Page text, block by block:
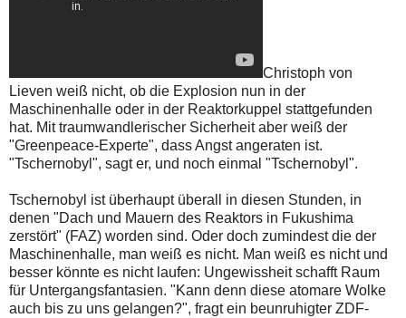
Christoph von
Lieven weiß nicht, ob die Explosion nun in der
Maschinenhalle oder in der Reaktorkuppel stattgefunden
hat. Mit traumwandlerischer Sicherheit aber weiß der
"Greenpeace-Experte", dass Angst angeraten ist.
"Tschernobyl", sagt er, und noch einmal "Tschernobyl".
Tschernobyl ist überhaupt überall in diesen Stunden, in
denen "Dach und Mauern des Reaktors in Fukushima
zerstört" (FAZ) worden sind. Oder doch zumindest die der
Maschinenhalle, man weiß es nicht. Man weiß es nicht und
besser könnte es nicht laufen: Ungewissheit schafft Raum
für Untergangsfantasien. "Kann denn diese atomare Wolke
auch bis zu uns gelangen?", fragt ein beunruhigter ZDF-